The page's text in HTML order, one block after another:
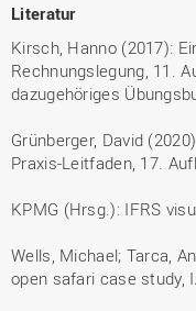
Literatur
Kirsch, Hanno (2017):
Rechnungslegung, 11.
dazugehöriges
Grünberger, David
Praxis-Leitfaden, 17.
KPMG (Hrsg.): IFRS
Wells, Michael; Tarca,
open safari case study,